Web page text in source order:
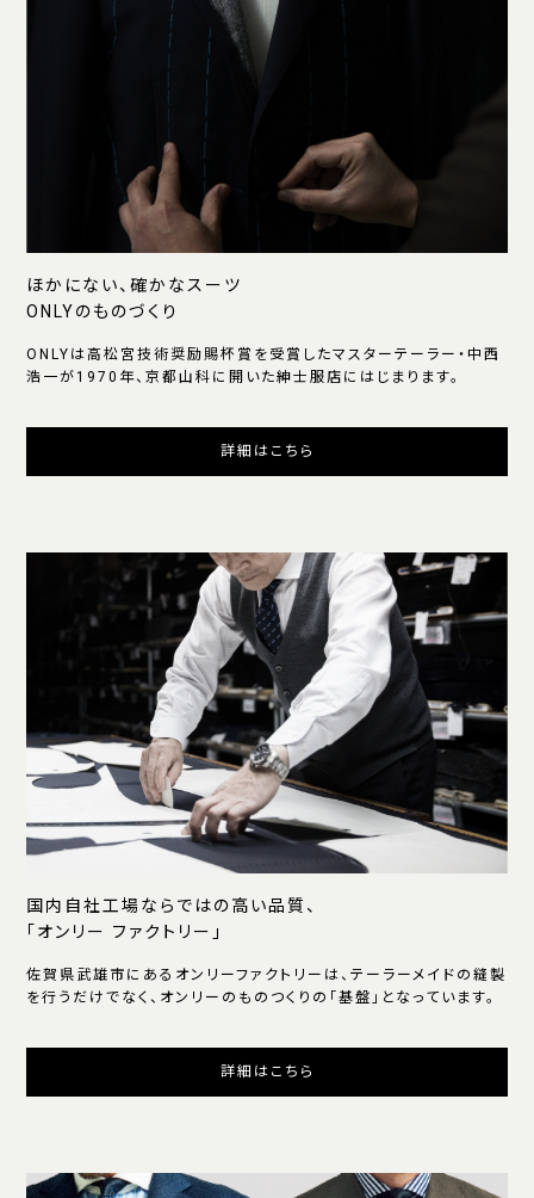
ほかにない、確かなスーツ
ONLYのものづくり
ONLYは高松宮技術奨励賜杯賞を受賞したマスターテーラー・中西
浩一が1970年、京都山科に開いた紳士服店にはじまります。
詳細はこちら
国内自社工場ならではの高い品質、
「オンリー ファクトリー」
佐賀県武雄市にあるオンリーファクトリーは、テーラーメイドの縫製
を行うだけでなく、オンリーのものつくりの「基盤」となっています。
詳細はこちら